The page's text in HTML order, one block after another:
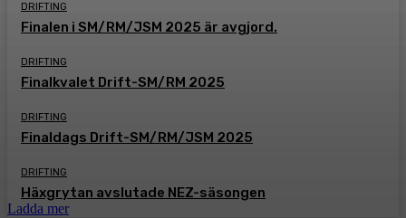
DRIFTING
Finalen i SM/RM/JSM 2025 är avgjord.
DRIFTING
Finalkvalet Drift-SM/RM 2025
DRIFTING
Finaldags Drift-SM/RM/JSM 2025
DRIFTING
Häxgrytan avslutade NEZ-säsongen
Ladda mer